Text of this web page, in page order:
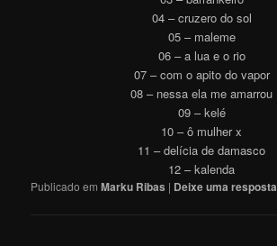
04 – cruzero do sol
05 – maleme
06 – a lua e o rio
07 – com o apito do vapor
08 – nessa ela me amarrou
09 – kelé
10 – ô mulher x
11 – delícia de damasco
12 – kalenda
Publicado em Marku Ribas | Deixe uma resposta